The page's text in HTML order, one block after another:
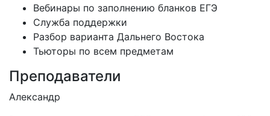
Вебинары по заполнению бланков ЕГЭ
Служба поддержки
Разбор варианта Дальнего Востока
Тьюторы по всем предметам
Преподаватели
Александр